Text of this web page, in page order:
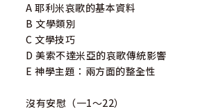
A 耶利米哀歌的基本資料
B 文學類別
C 文學技巧
D 美索不達米亞的哀歌傳統影響
E 神學主題：兩方面的整全性
沒有安慰（一1～22）